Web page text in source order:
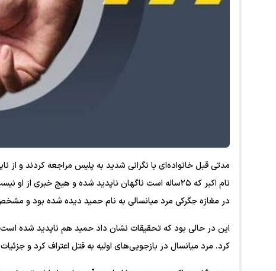
مدتی قبل خانواده‌ای با نگرانی شدید به پلیس مراجعه کردند و
نام اکبر که ۲۵ساله است ناگهان ناپدید شده و هیچ خبری
در مغازه جگرکی مرد میانسالی به نام حمید دیده شده بود و
این در حالی بود که تحقیقات نشان داد حمید هم ناپدید شده
کرد. مرد میانسال در بازجویی‌های اولیه به قتل اعتراف کرد و